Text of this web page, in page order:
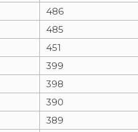
486
485
451
399
398
390
389